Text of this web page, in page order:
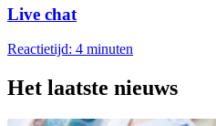
Live chat
Reactietijd: 4 minuten
Het laatste nieuws